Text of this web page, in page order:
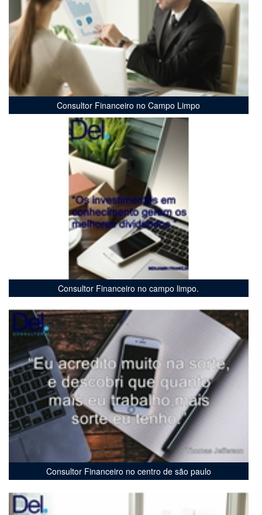
Consultor Financeiro no Campo Limpo
Consultor Financeiro no campo limpo.
Consultor Financeiro no centro de são paulo